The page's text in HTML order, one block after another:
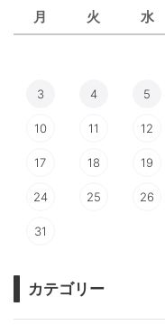
月 火 水
3 4 5
10 11 12
17 18 19
24 25 26
31
カテゴリー